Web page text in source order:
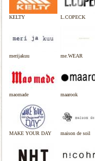
KELTY L.COPECK
merijakuu me.WEAR
maomade maarook
MAKE YOUR DAY maison de soil